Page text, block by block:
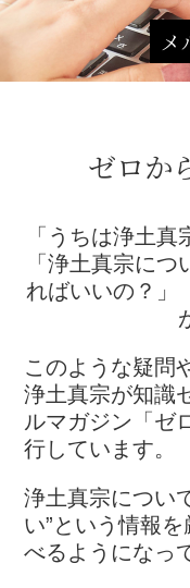
メ
ゼロか
「うちは浄土真
「浄土真宗に
ればいいの？」
このような疑問
浄土真宗が知識
ルマガジン「ゼ
行しています。
浄土真宗につい
い”という情報
べるようになっ